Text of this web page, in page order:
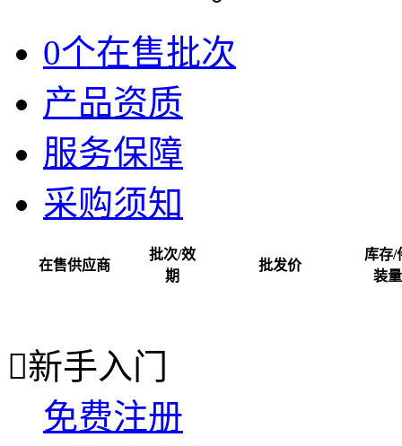
0个在售批次
产品资质
服务保障
采购须知
在售供应商
批次/效
期
批发价
库存/
装量
新手入门
免费注册